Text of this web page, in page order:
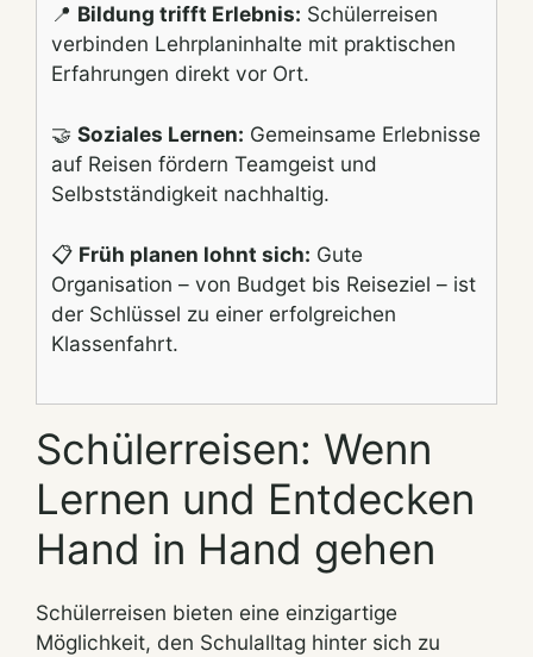
📍 Bildung trifft Erlebnis: Schülerreisen
verbinden Lehrplaninhalte mit praktischen
Erfahrungen direkt vor Ort.
🤝 Soziales Lernen: Gemeinsame Erlebnisse
auf Reisen fördern Teamgeist und
Selbstständigkeit nachhaltig.
📋 Früh planen lohnt sich: Gute
Organisation – von Budget bis Reiseziel – ist
der Schlüssel zu einer erfolgreichen
Klassenfahrt.
Schülerreisen: Wenn
Lernen und Entdecken
Hand in Hand gehen
Schülerreisen bieten eine einzigartige
Möglichkeit, den Schulalltag hinter sich zu